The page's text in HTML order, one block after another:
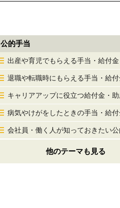
公的手当
出産や育児でもらえる手当・給付金
退職や転職時にもらえる手当・給付
キャリアアップに役立つ給付金・
病気やけがをしたときの手当・給付
会社員・働く人が知っておきたい公
他のテーマも見る